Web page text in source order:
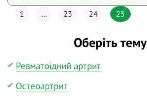
1 ... 23 24 25
Оберіть тему
Ревматоїдний артрит
Остеоартрит